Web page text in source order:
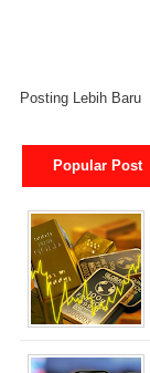
Posting Lebih Baru
Popular Post